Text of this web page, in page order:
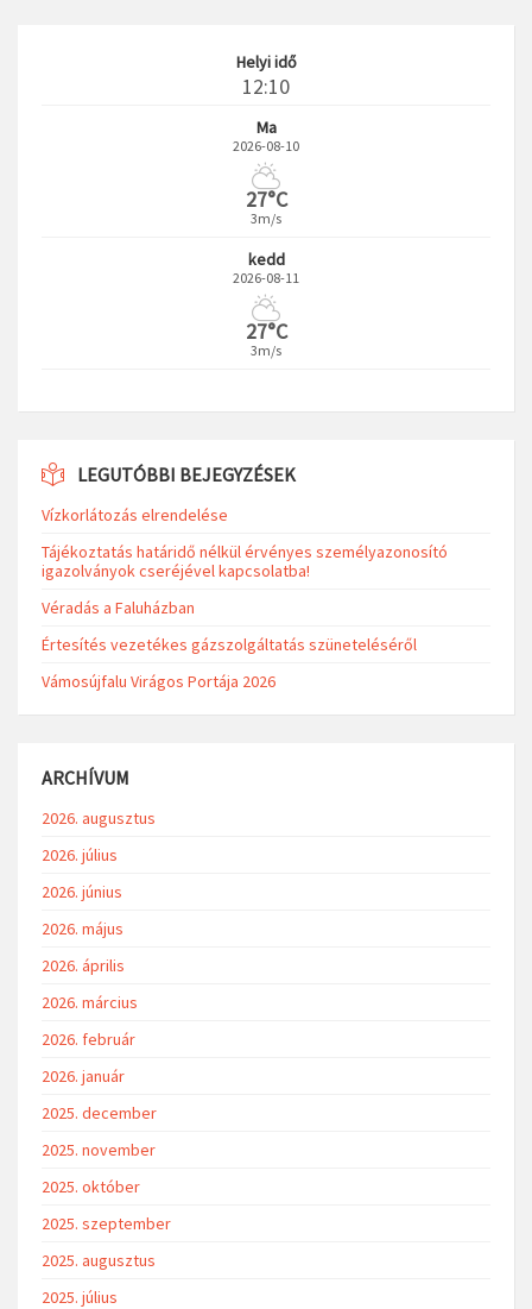
Helyi idő
12:10
Ma
2026-08-10
27°C
3m/s
kedd
2026-08-11
27°C
3m/s
LEGUTÓBBI BEJEGYZÉSEK
Vízkorlátozás elrendelése
Tájékoztatás határidő nélkül érvényes személyazonosító
igazolványok cseréjével kapcsolatba!
Véradás a Faluházban
Értesítés vezetékes gázszolgáltatás szüneteléséről
Vámosújfalu Virágos Portája 2026
ARCHÍVUM
2026. augusztus
2026. július
2026. június
2026. május
2026. április
2026. március
2026. február
2026. január
2025. december
2025. november
2025. október
2025. szeptember
2025. augusztus
2025. július